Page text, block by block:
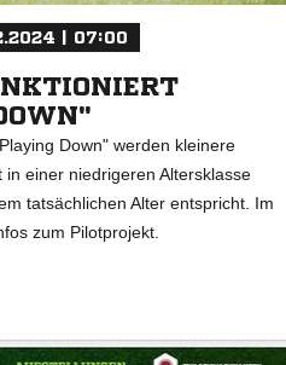
| 07:00
Down" werden kleinere
einer niedrigeren Altersklasse
tatsächlichen Alter entspricht. Im
zum Pilotprojekt.